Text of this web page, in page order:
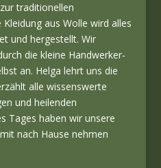
traditionellen
aus Wolle wird alles
und hergestellt. Wir
die kleine Handwerker-
an. Helga lehrt uns die
alle wissenswerte
und heilenden
Tages haben wir unsere
nach Hause nehmen